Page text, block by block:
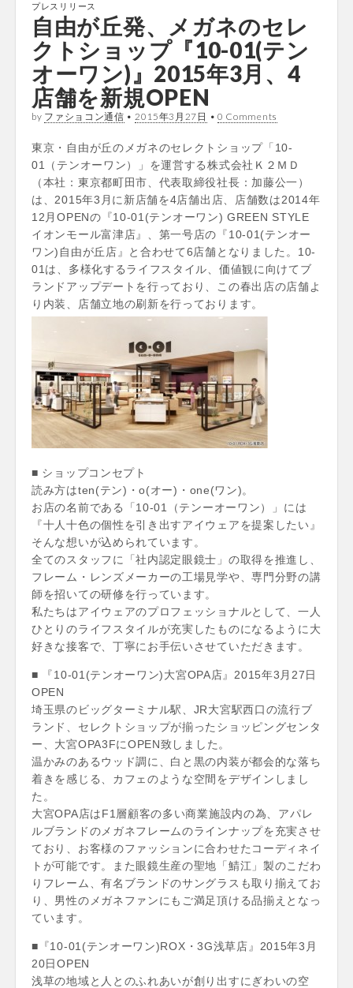
プレスリリース
自由が丘発、メガネのセレ
クトショップ『10-01(テン
オーワン)』2015年3月、4
店舗を新規OPEN
by ファショコン通信 • 2015年3月27日 • 0 Comments
東京・自由が丘のメガネのセレクトショップ「10-
01（テンオーワン）」を運営する株式会社Ｋ２ＭＤ
（本社：東京都町田市、代表取締役社長：加藤公一）
は、2015年3月に新店舗を4店舗出店、店舗数は2014年
12月OPENの『10-01(テンオーワン) GREEN STYLE
イオンモール富津店』、第一号店の『10-01(テンオー
ワン)自由が丘店』と合わせて6店舗となりました。10-
01は、多様化するライフスタイル、価値観に向けてブ
ランドアップデートを行っており、この春出店の店舗よ
り内装、店舗立地の刷新を行っております。
■ ショップコンセプト
読み方はten(テン)・o(オー)・one(ワン)。
お店の名前である「10-01（テンーオーワン）」には
『十人十色の個性を引き出すアイウェアを提案したい』
そんな想いが込められています。
全てのスタッフに「社内認定眼鏡士」の取得を推進し、
フレーム・レンズメーカーの工場見学や、専門分野の講
師を招いての研修を行っています。
私たちはアイウェアのプロフェッショナルとして、一人
ひとりのライフスタイルが充実したものになるように大
好きな接客で、丁寧にお手伝いさせていただきます。
■ 『10-01(テンオーワン)大宮OPA店』2015年3月27日
OPEN
埼玉県のビッグターミナル駅、JR大宮駅西口の流行ブ
ランド、セレクトショップが揃ったショッピングセンタ
ー、大宮OPA3FにOPEN致しました。
温かみのあるウッド調に、白と黒の内装が都会的な落ち
着きを感じる、カフェのような空間をデザインしまし
た。
大宮OPA店はF1層顧客の多い商業施設内の為、アパレ
ルブランドのメガネフレームのラインナップを充実させ
ており、お客様のファッションに合わせたコーディネイ
トが可能です。また眼鏡生産の聖地「鯖江」製のこだわ
りフレーム、有名ブランドのサングラスも取り揃えてお
り、男性のメガネファンにもご満足頂ける品揃えとなっ
ています。
■『10-01(テンオーワン)ROX・3G浅草店』2015年3月
20日OPEN
浅草の地域と人とのふれあいが創り出すにぎわいの空